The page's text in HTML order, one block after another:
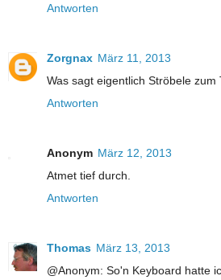
Antworten
Zorgnax März 11, 2013
Was sagt eigentlich Ströbele zum
Antworten
Anonym März 12, 2013
Atmet tief durch.
Antworten
Thomas März 13, 2013
@Anonym: So'n Keyboard hatte